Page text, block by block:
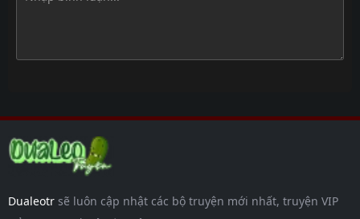
Chap 15
7 tháng
Chap 14
Chap 13
7 tháng
trước
Dualeotr sẽ luôn cập nhật các bộ truyện mới nhất, truyện VIP